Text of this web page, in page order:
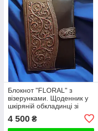
Блокнот "FLORAL" з
візерунками. Щоденник у
шкіряній обкладинці зі
ініціалами
4 500 ₴